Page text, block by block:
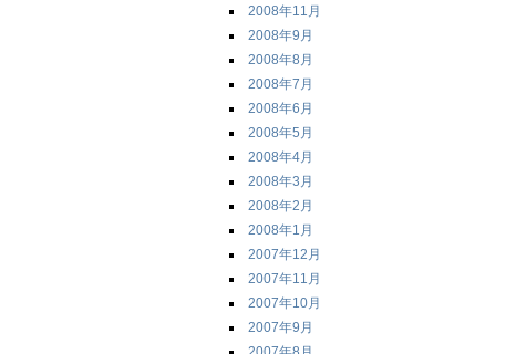
2008年11月
2008年9月
2008年8月
2008年7月
2008年6月
2008年5月
2008年4月
2008年3月
2008年2月
2008年1月
2007年12月
2007年11月
2007年10月
2007年9月